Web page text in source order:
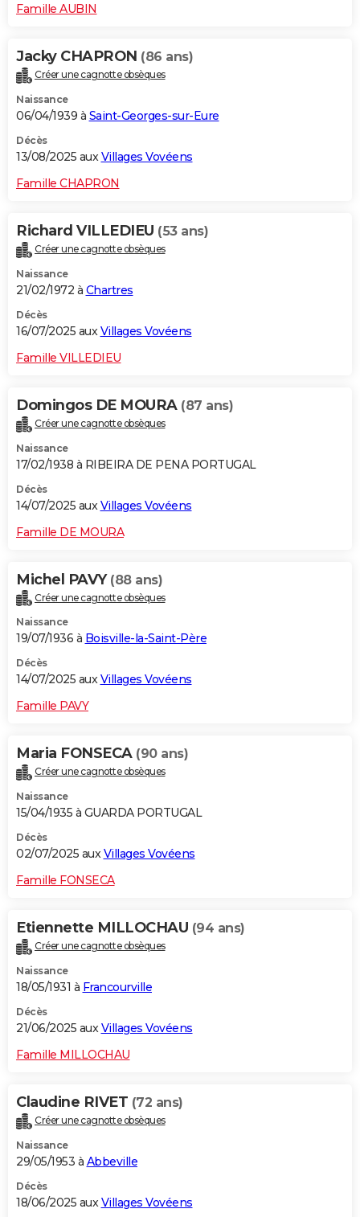
Famille AUBIN
Jacky CHAPRON (86 ans)
Créer une cagnotte obsèques
Naissance
06/04/1939 à Saint-Georges-sur-Eure
Décès
13/08/2025 auxVillages Vovéens
Famille CHAPRON
Richard VILLEDIEU (53 ans)
Créer une cagnotte obsèques
Naissance
21/02/1972 à Chartres
Décès
16/07/2025 auxVillages Vovéens
Famille VILLEDIEU
Domingos DE MOURA (87 ans)
Créer une cagnotte obsèques
Naissance
17/02/1938 à RIBEIRA DE PENA PORTUGAL
Décès
14/07/2025 aux Villages Vovéens
Famille DE MOURA
Michel PAVY (88 ans)
Créer une cagnotte obsèques
Naissance
19/07/1936 à Boisville-la-Saint-Père
Décès
14/07/2025 auxVillages Vovéens
Famille PAVY
Maria FONSECA (90 ans)
Créer une cagnotte obsèques
Naissance
15/04/1935 à GUARDA PORTUGAL
Décès
02/07/2025 auxVillages Vovéens
Famille FONSECA
Etiennette MILLOCHAU (94 ans)
Créer une cagnotte obsèques
Naissance
18/05/1931 à Francourville
Décès
21/06/2025 auxVillages Vovéens
Famille MILLOCHAU
Claudine RIVET (72 ans)
Créer une cagnotte obsèques
Naissance
29/05/1953 à Abbeville
Décès
18/06/2025 auxVillages Vovéens